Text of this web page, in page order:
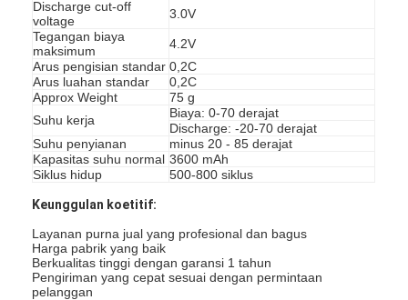
Discharge cut-off
voltage
3.0V
Tegangan biaya
maksimum
4.2V
Arus pengisian standar 0,2C
Arus luahan standar
0,2C
Approx Weight
75 g
Suhu kerja
Biaya: 0-70 derajat
Discharge: -20-70 derajat
Suhu penyianan
minus 20 - 85 derajat
Kapasitas suhu normal 3600 mAh
Siklus hidup
500-800 siklus
Keunggulan koetitif:
Layanan purna jual yang profesional dan bagus
Harga pabrik yang baik
Berkualitas tinggi dengan garansi 1 tahun
Pengiriman yang cepat sesuai dengan permintaan
pelanggan